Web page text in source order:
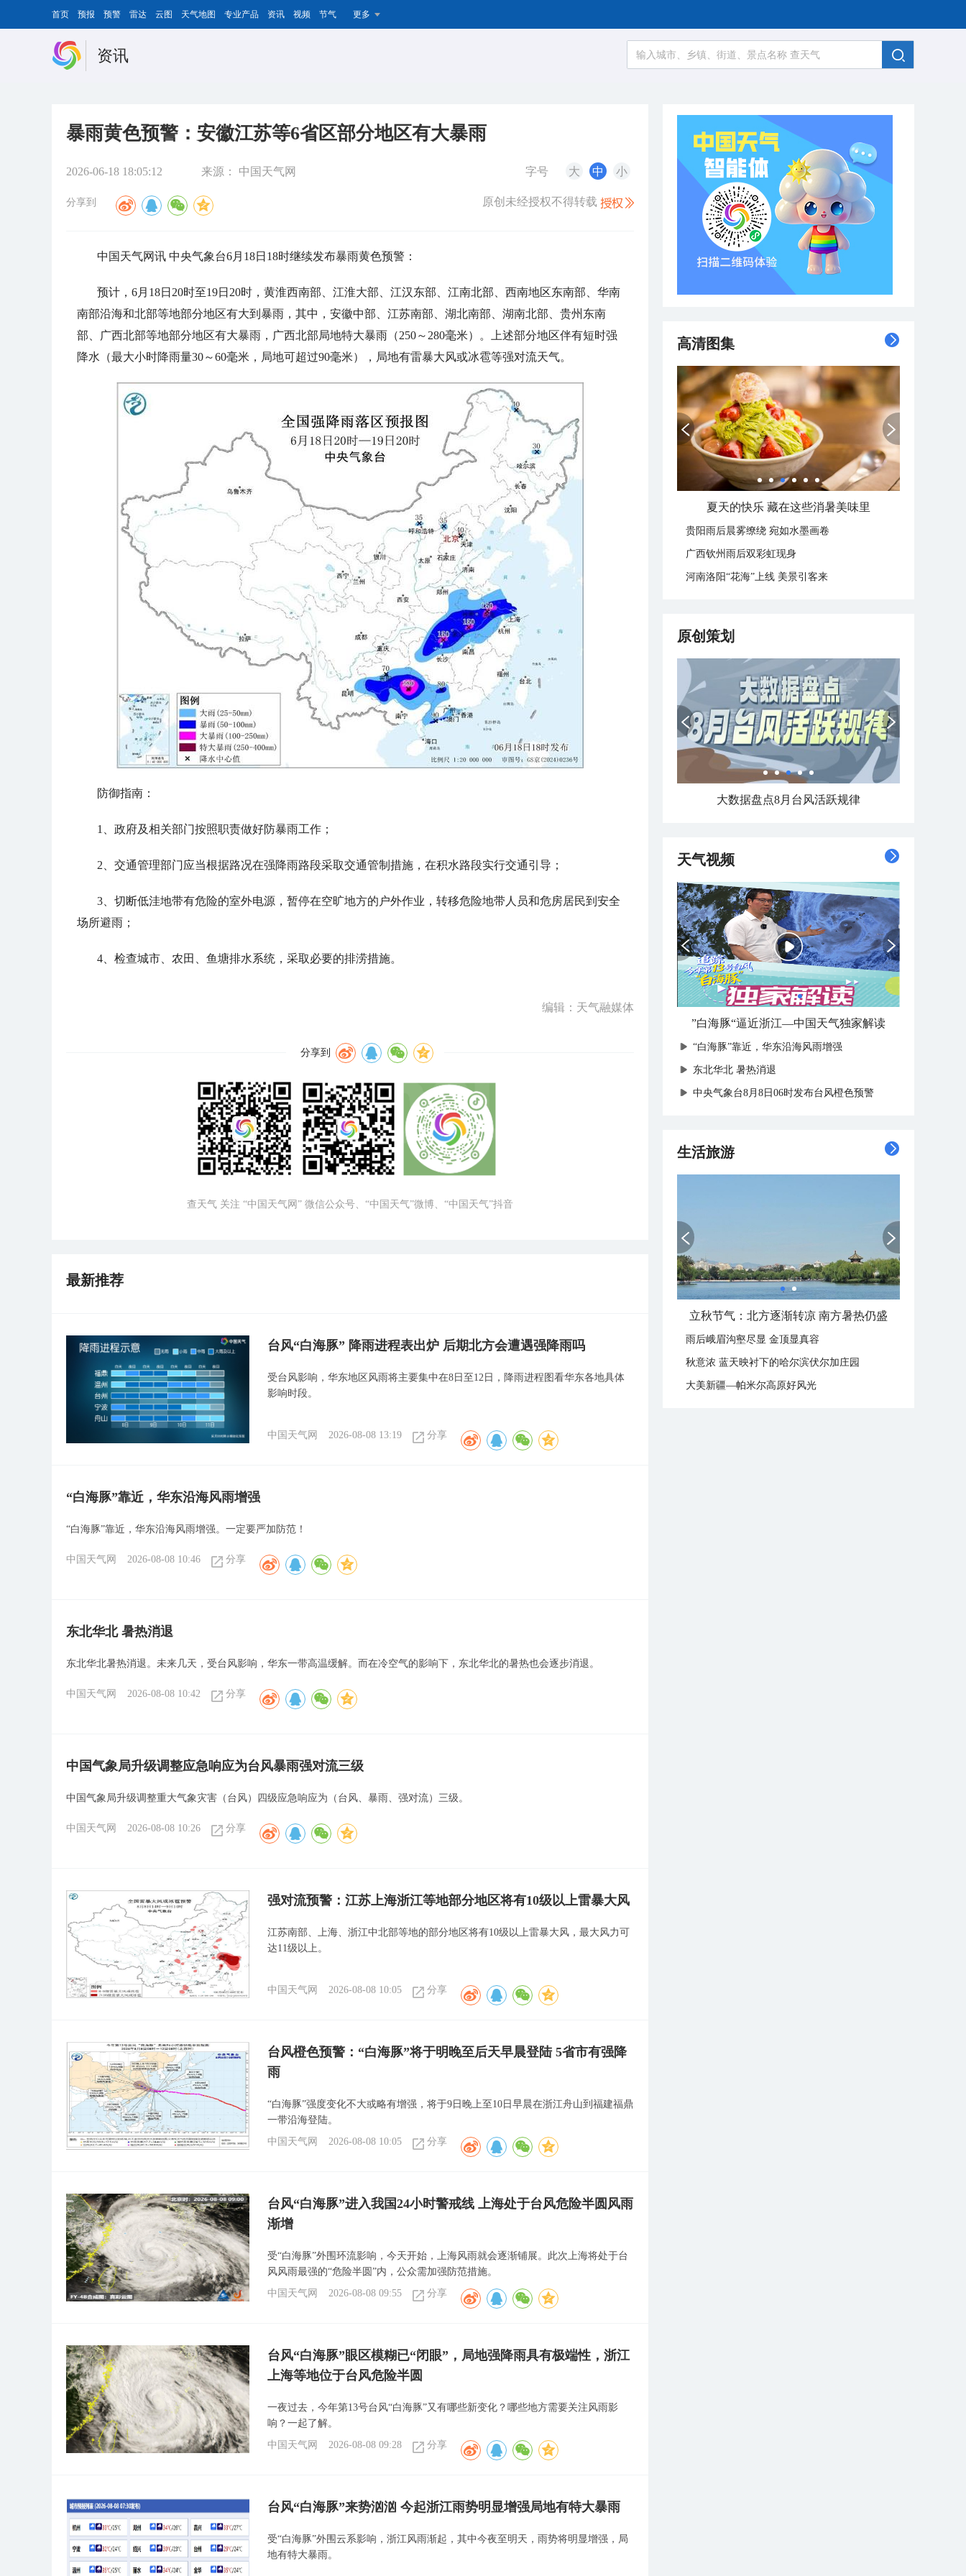
首页 预报 预警 雷达 云图 天气地图 专业产品 资讯 视频 节气 更多
资讯
暴雨黄色预警：安徽江苏等6省区部分地区有大暴雨
2026-06-18 18:05:12 来源： 中国天气网 字号 大 中 小
分享到 原创未经授权不得转载
中国天气网讯 中央气象台6月18日18时继续发布暴雨黄色预警：
预计，6月18日20时至19日20时，黄淮西南部、江淮大部、江汉东部、江南北部、西南地区东南部、华南
南部沿海和北部等地部分地区有大到暴雨，其中，安徽中部、江苏南部、湖北南部、湖南北部、贵州东南
部、广西北部等地部分地区有大暴雨，广西北部局地特大暴雨（250～280毫米）。上述部分地区伴有短时强
降水（最大小时降雨量30～60毫米，局地可超过90毫米），局地有雷暴大风或冰雹等强对流天气。
防御指南：
1、政府及相关部门按照职责做好防暴雨工作；
2、交通管理部门应当根据路况在强降雨路段采取交通管制措施，在积水路段实行交通引导；
3、切断低洼地带有危险的室外电源，暂停在空旷地方的户外作业，转移危险地带人员和危房居民到安全
场所避雨；
4、检查城市、农田、鱼塘排水系统，采取必要的排涝措施。
编辑：天气融媒体
分享到
查天气 关注 “中国天气网” 微信公众号、“中国天气”微博、“中国天气”抖音
最新推荐
台风“白海豚” 降雨进程表出炉 后期北方会遭遇强降雨吗
受台风影响，华东地区风雨将主要集中在8日至12日，降雨进程图看华东各地具体
影响时段。
中国天气网 2026-08-08 13:19 分享
“白海豚”靠近，华东沿海风雨增强
“白海豚”靠近，华东沿海风雨增强。一定要严加防范！​
中国天气网 2026-08-08 10:46 分享
​东北华北 暑热消退
​东北华北暑热消退。未来几天，受台风影响，华东一带高温缓解。而在冷空气的影响下，东北华北的暑热也会逐步消退。
中国天气网 2026-08-08 10:42 分享
中国气象局升级调整应急响应为台风暴雨强对流三级
中国气象局升级调整重大气象灾害（台风）四级应急响应为（台风、暴雨、强对流）三级。
中国天气网 2026-08-08 10:26 分享
强对流预警：江苏上海浙江等地部分地区将有10级以上雷暴大风
江苏南部、上海、浙江中北部等地的部分地区将有10级以上雷暴大风，最大风力可
达11级以上。
中国天气网 2026-08-08 10:05 分享
台风橙色预警：“白海豚”将于明晚至后天早晨登陆 5省市有强降
雨
“白海豚”强度变化不大或略有增强，将于9日晚上至10日早晨在浙江舟山到福建福鼎
一带沿海登陆。
中国天气网
2026-08-08 10:05 分享
台风“白海豚”进入我国24小时警戒线 上海处于台风危险半圆风雨
渐增
受“白海豚”外围环流影响，今天开始，上海风雨就会逐渐铺展。此次上海将处于台
风风雨最强的“危险半圆”内，公众需加强防范措施。
中国天气网
2026-08-08 09:55 分享
台风“白海豚”眼区模糊已“闭眼”，局地强降雨具有极端性，浙江
上海等地位于台风危险半圆
一夜过去，今年第13号台风“白海豚”又有哪些新变化？哪些地方需要关注风雨影
响？一起了解。
中国天气网
2026-08-08 09:28 分享
台风“白海豚”来势汹汹 今起浙江雨势明显增强局地有特大暴雨
受“白海豚”外围云系影响，浙江风雨渐起，其中今夜至明天，雨势将明显增强，局
地有特大暴雨。
高清图集
夏天的快乐 藏在这些消暑美味里
贵阳雨后晨雾缭绕 宛如水墨画卷
广西钦州雨后双彩虹现身
河南洛阳“花海”上线 美景引客来
原创策划
大数据盘点8月台风活跃规律
天气视频
”白海豚“逼近浙江—中国天气独家解读
“白海豚”靠近，华东沿海风雨增强
​东北华北 暑热消退
中央气象台8月8日06时发布台风橙色预警
生活旅游
立秋节气：北方逐渐转凉 南方暑热仍盛
雨后峨眉沟壑尽显 金顶显真容
秋意浓 蓝天映衬下的哈尔滨伏尔加庄园
大美新疆—帕米尔高原好风光